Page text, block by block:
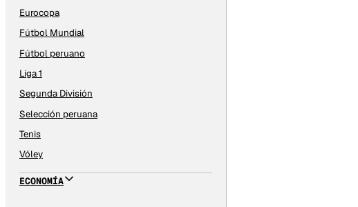
Eurocopa
Fútbol Mundial
Fútbol peruano
Liga 1
Segunda División
Selección peruana
Tenis
Vóley
ECONOMÍA